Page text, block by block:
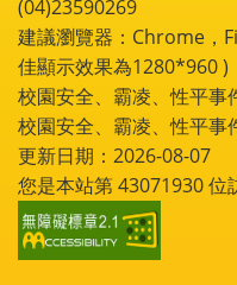
(04)23590269
建議瀏覽器：Chrome，
佳顯示效果為1280*960 )
校園安全、霸凌、性平事
校園安全、霸凌、性平
更新日期：2026-08-07
您是本站第43071930位